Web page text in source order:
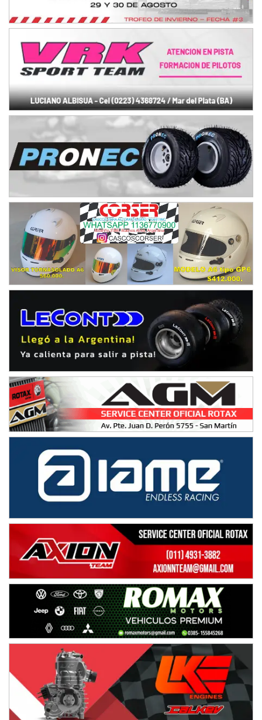
Ciudad de Avellaneda (Asfalto)
Avellaneda (Santa Fe)
José Samuel Sánchez (Tierra)
Rufino (Santa Fe)
TUCUMANO - F5
Juan Navarro (Asfalto)
El Timbó (Tucumán)